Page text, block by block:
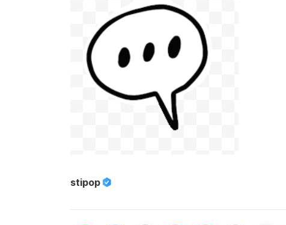
stipop